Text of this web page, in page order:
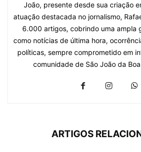
João, presente desde sua criação
atuação destacada no jornalismo,
6.000 artigos, cobrindo uma ampla
como notícias de última hora,
políticas, sempre comprometido em
comunidade de São João da
ARTIGOS